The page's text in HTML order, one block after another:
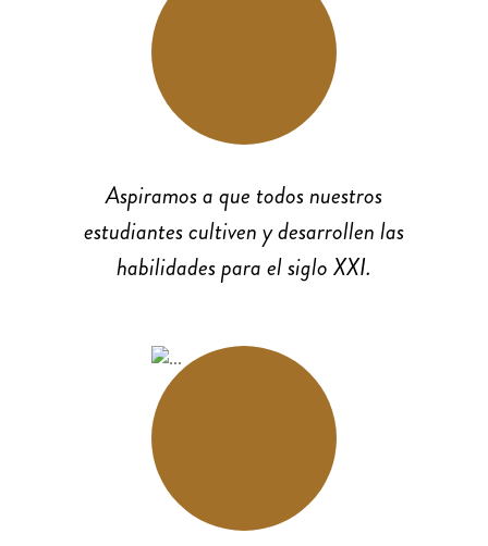
Aspiramos a que todos nuestros
estudiantes cultiven y desarrollen las
habilidades para el siglo XXI.